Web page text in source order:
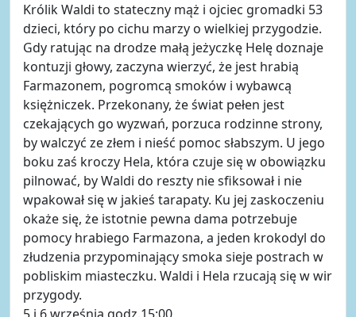
Królik Waldi to stateczny mąż i ojciec gromadki 53
dzieci, który po cichu marzy o wielkiej przygodzie.
Gdy ratując na drodze małą jeżyczkę Helę doznaje
kontuzji głowy, zaczyna wierzyć, że jest hrabią
Farmazonem, pogromcą smoków i wybawcą
księżniczek. Przekonany, że świat pełen jest
czekających go wyzwań, porzuca rodzinne strony,
by walczyć ze złem i nieść pomoc słabszym. U jego
boku zaś kroczy Hela, która czuje się w obowiązku
pilnować, by Waldi do reszty nie sfiksował i nie
wpakował się w jakieś tarapaty. Ku jej zaskoczeniu
okaże się, że istotnie pewna dama potrzebuje
pomocy hrabiego Farmazona, a jeden krokodyl do
złudzenia przypominający smoka sieje postrach w
pobliskim miasteczku. Waldi i Hela rzucają się w wir
przygody.